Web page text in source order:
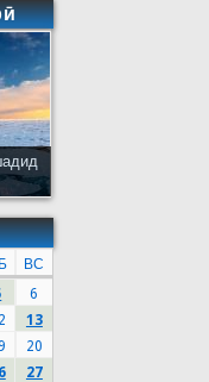
ВС
6
13
20
27